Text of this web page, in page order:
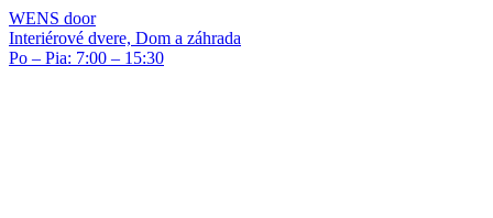
WENS door
Interiérové dvere, Dom a záhrada
Po – Pia: 7:00 – 15:30